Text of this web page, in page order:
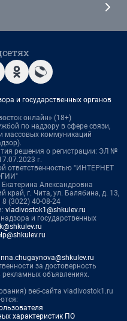
и государственных органов
онлайн» (18+)
по надзору в сфере связи,
массовых коммуникаций
решения о регистрации: ЭЛ №
г.
ответственностью "ИНТЕРНЕТ
Александровна
край, г. Чита, ул. Балябина, д. 13,
8 (3022) 40-08-24
vladivostok1@shkulev.ru
и государственных
за достоверность
объявлениях.
веб-сайта vladivostok1.ru
характеристик ПО